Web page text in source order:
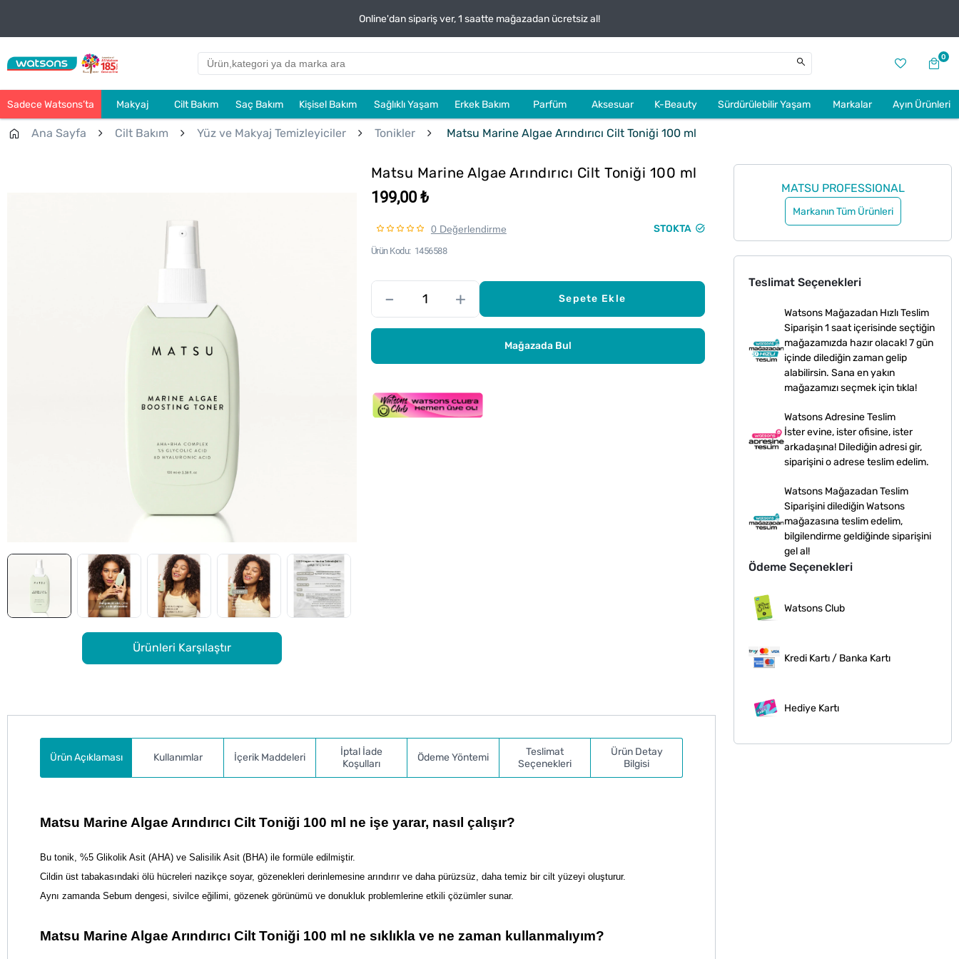
Online'dan sipariş ver, 1 saatte mağazadan ücretsiz al!
0
Sadece Watsons’ta Makyaj Cilt Bakım Saç Bakım Kişisel Bakım Sağlıklı Yaşam Erkek Bakım Parfüm Aksesuar K-Beauty Sürdürülebilir Yaşam Markalar Ayın Ürünleri
Ana Sayfa Cilt Bakım Yüz ve Makyaj Temizleyiciler Tonikler Matsu Marine Algae Arındırıcı Cilt Toniği 100 ml
Ürünleri Karşılaştır
Matsu Marine Algae Arındırıcı Cilt Toniği 100 ml
199,00 ₺
0 Değerlendirme STOKTA
Ürün Kodu 1456588
– + Sepete Ekle
Mağazada Bul
MATSU PROFESSIONAL
Markanın Tüm Ürünleri
Teslimat Seçenekleri
Watsons Mağazadan Hızlı Teslim
Siparişin 1 saat içerisinde seçtiğin
mağazamızda hazır olacak! 7 gün
içinde dilediğin zaman gelip
alabilirsin. Sana en yakın
mağazamızı seçmek için tıkla!
Watsons Adresine Teslim
İster evine, ister ofisine, ister
arkadaşına! Dilediğin adresi gir,
siparişini o adrese teslim edelim.
Watsons Mağazadan Teslim
Siparişini dilediğin Watsons
mağazasına teslim edelim,
bilgilendirme geldiğinde siparişini
gel al!
Ödeme Seçenekleri
Watsons Club
Kredi Kartı / Banka Kartı
Hediye Kartı
Ürün Açıklaması Kullanımlar İçerik Maddeleri
İptal İade
Koşulları
Ödeme Yöntemi
Teslimat
Seçenekleri
Ürün Detay
Bilgisi
Matsu Marine Algae Arındırıcı Cilt Toniği 100 ml ne işe yarar, nasıl çalışır?
Bu tonik, %5 Glikolik Asit (AHA) ve Salisilik Asit (BHA) ile formüle edilmiştir.
Cildin üst tabakasındaki ölü hücreleri nazikçe soyar, gözenekleri derinlemesine arındırır ve daha pürüzsüz, daha temiz bir cilt yüzeyi oluşturur.
Aynı zamanda Sebum dengesi, sivilce eğilimi, gözenek görünümü ve donukluk problemlerine etkili çözümler sunar.
Matsu Marine Algae Arındırıcı Cilt Toniği 100 ml ne sıklıkla ve ne zaman kullanmalıyım?